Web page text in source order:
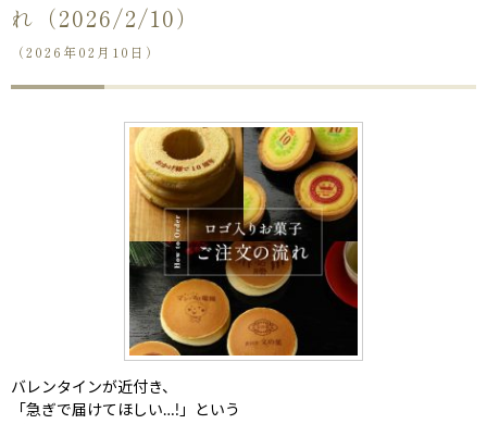
れ（2026/2/10）
（2026年02月10日）
バレンタインが近付き、
「急ぎで届けてほしい…!」という